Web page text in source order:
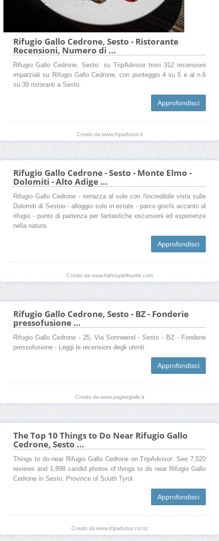
Rifugio Gallo Cedrone, Sesto - Ristorante
Recensioni, Numero di ...
Rifugio Gallo Cedrone, Sesto: su TripAdvisor trovi 312 recensioni
imparziali su Rifugio Gallo Cedrone, con punteggio 4 su 5 e al n.6
su 39 ristoranti a Sesto.
Approfondisci
Creato da www.tripadvisor.it
Rifugio Gallo Cedrone - Sesto - Monte Elmo -
Dolomiti - Alto Adige ...
Rifugio Gallo Cedrone - terrazza al sole con l'incredibile vista sulle
Dolomiti di Sestoo - alloggio solo in estate - parco giochi accanto al
rifugio - punto di partenza per fantastiche escursioni ed esperienze
nella natura.
Approfondisci
Creato da www.hahnspielhuette.com
Rifugio Gallo Cedrone, Sesto - BZ - Fonderie
pressofusione ...
Rifugio Gallo Cedrone - 25, Via Sonnwend - Sesto - BZ - Fonderie
pressofusione - Leggi le recensioni degli utenti.
Approfondisci
Creato da www.paginegialle.it
The Top 10 Things to Do Near Rifugio Gallo
Cedrone, Sesto ...
Things to do near Rifugio Gallo Cedrone on TripAdvisor: See 7,520
reviews and 1,898 candid photos of things to do near Rifugio Gallo
Cedrone in Sesto, Province of South Tyrol.
Approfondisci
Creato da www.tripadvisor.co.nz